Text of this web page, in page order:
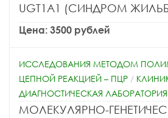
UGT1A1 (СИНДРОМ
Цена: 3500 рублей
ИССЛЕДОВАНИЯ МЕТОДОМ
ЦЕПНОЙ РЕАКЦИЕЙ – ПЦР /
ДИАГНОСТИЧЕСКАЯ ЛАБОРАТОРИЯ
МОЛЕКУЛЯРНО-